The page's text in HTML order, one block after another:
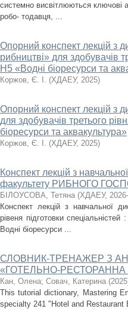
системно висвітлюються ключові
робо- тодавця, ...
Опорний конспект лекцій з
рибництві» для здобувачів
Н5 «Водні біоресурси та
Коржов, Є. І. (ХДАЕУ, 2025)
Опорний конспект лекцій з
для здобувачів третього
біоресурси та аквакультура»
Коржов, Є. І. (ХДАЕУ, 2025)
Конспект лекцій з
факультету РИБНОГО
БІЛОУСОВА, Тетяна (ХДАЕУ,
Конспект лекцій з навчальної
рівеня підготовки
Водні біоресурси ...
СЛОВНИК-ТРЕНАЖЕР З
«ГОТЕЛЬНО-РЕСТОРАННА
Кан, Олена; Совач, Катерина (2025
This tutorial dictionary, Mastering
specialty 241 "Hotel and